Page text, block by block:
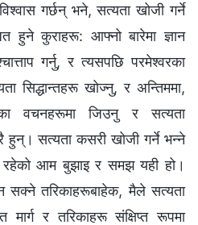
गर्छन् भने, सत्यता खोजी गर्ने
हुने कुराहरू: आफ्‍नो बारेमा ज्ञान
गर्नु, र त्यसपछि परमेश्‍वरका
सिद्धान्तहरू खोज्‍नु, र अन्तिममा,
वचनहरूमा जिउनु र सत्यता
हुन्। सत्यता कसरी खोजी गर्ने भन्‍ने
रहेको आम बुझाइ र समझ यही हो।
सक्‍ने तरिकाहरूबाहेक, मैले सत्यता
मार्ग र तरिकाहरू संक्षिप्त रूपमा